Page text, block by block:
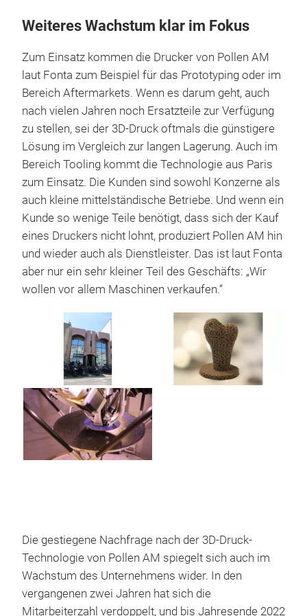
Weiteres Wachstum klar im Fokus
Zum Einsatz kommen die Drucker von Pollen AM
laut Fonta zum Beispiel für das Prototyping oder im
Bereich Aftermarkets. Wenn es darum geht, auch
nach vielen Jahren noch Ersatzteile zur Verfügung
zu stellen, sei der 3D-Druck oftmals die günstigere
Lösung im Vergleich zur langen Lagerung. Auch im
Bereich Tooling kommt die Technologie aus Paris
zum Einsatz. Die Kunden sind sowohl Konzerne als
auch kleine mittelständische Betriebe. Und wenn ein
Kunde so wenige Teile benötigt, dass sich der Kauf
eines Druckers nicht lohnt, produziert Pollen AM hin
und wieder auch als Dienstleister. Das ist laut Fonta
aber nur ein sehr kleiner Teil des Geschäfts: „Wir
wollen vor allem Maschinen verkaufen.“
Die gestiegene Nachfrage nach der 3D-Druck-
Technologie von Pollen AM spiegelt sich auch im
Wachstum des Unternehmens wider. In den
vergangenen zwei Jahren hat sich die
Mitarbeiterzahl verdoppelt, und bis Jahresende 2022